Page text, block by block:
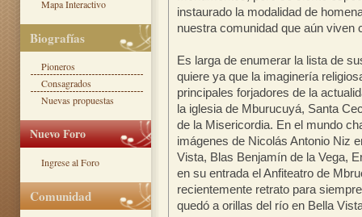
instaurado la modalidad de
nuestra comunidad que aún viven
Es larga de enumerar la lista de
quiere ya que la imaginería
principales forjadores de la
la iglesia de Mburucuyá, Santa
de la Misericordia. En el mundo
imágenes de Nicolás Antonio Niz
Vista, Blas Benjamín de la Vega,
en su entrada el Anfiteatro de
recientemente retrato para
quedó a orillas del río en Bella
Mapa Interactivo
Biografías
Pioneros
Consagrados
Nuevas propuestas
Nuevo Foro
Ingrese al Foro
Comunidad